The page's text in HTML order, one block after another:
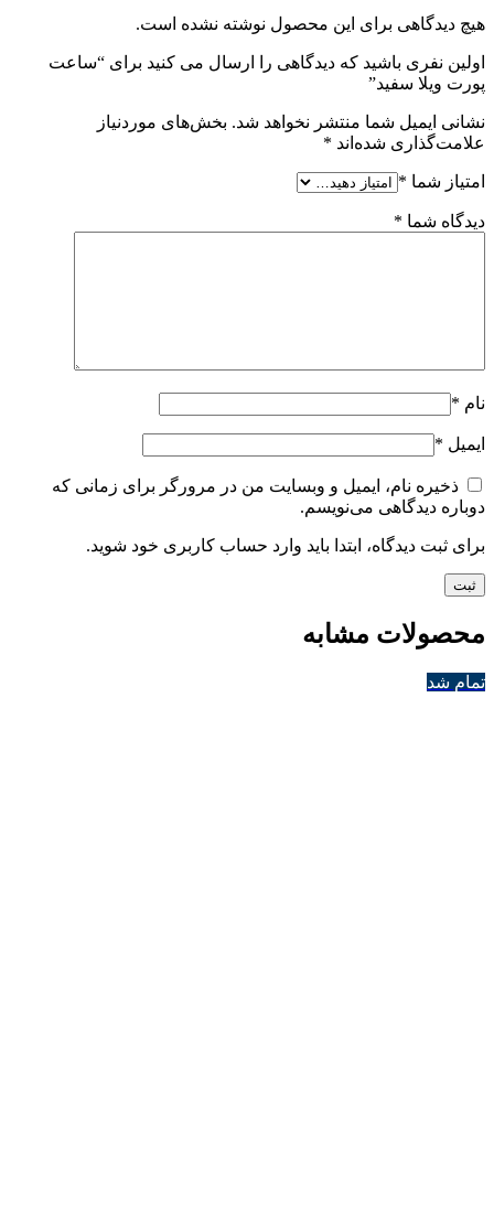
هیچ دیدگاهی برای این محصول نوشته نشده است.
اولین نفری باشید که دیدگاهی را ارسال می کنید برای “ساعت
پورت ویلا سفید”
نشانی ایمیل شما منتشر نخواهد شد. بخش‌های موردنیاز
علامت‌گذاری شده‌اند *
امتیاز شما *
دیدگاه شما *
نام *
ایمیل *
ذخیره نام، ایمیل و وبسایت من در مرورگر برای زمانی که
دوباره دیدگاهی می‌نویسم.
برای ثبت دیدگاه، ابتدا باید وارد حساب کاربری خود شوید.
محصولات مشابه
تمام شد